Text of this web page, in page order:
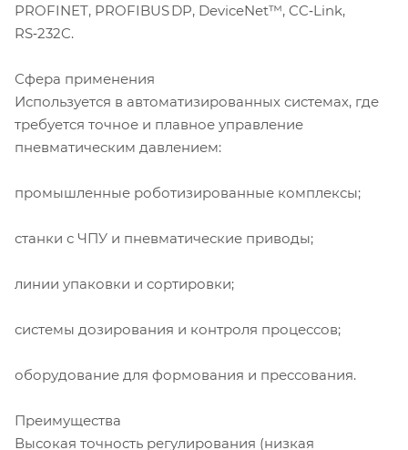
PROFINET, PROFIBUS DP, DeviceNet™, CC‑Link,
RS‑232C.
Сфера применения
Используется в автоматизированных системах, где
требуется точное и плавное управление
пневматическим давлением:
промышленные роботизированные комплексы;
станки с ЧПУ и пневматические приводы;
линии упаковки и сортировки;
системы дозирования и контроля процессов;
оборудование для формования и прессования.
Преимущества
Высокая точность регулирования (низкая